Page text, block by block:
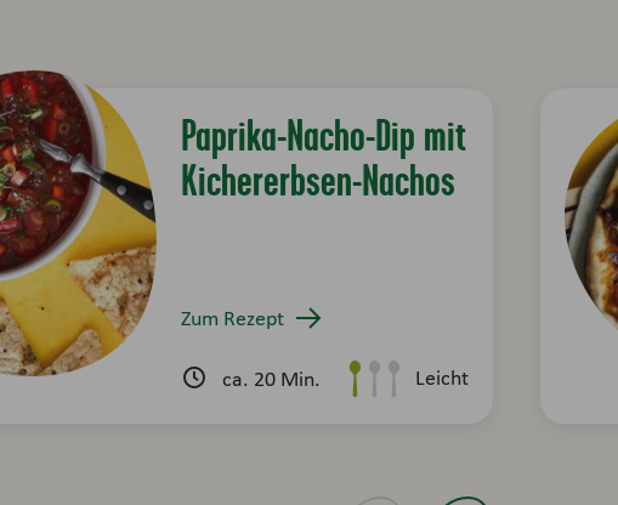
Paprika-Nacho-Dip mit
Kichererbsen-Nachos
Zum Rezept
ca. 20 Min. Leicht